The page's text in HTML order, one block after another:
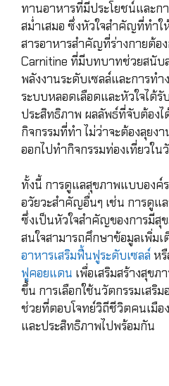
ทานอาหารที่มีประโยชน์และก
สม่ำเสมอ ซึ่งหัวใจสำคัญที่ทำใ
สารอาหารสำคัญที่ร่างกายต้อ
Carnitine ที่มีบทบาทช่วยสนับ
พลังงานระดับเซลล์และการทำ
ระบบหลอดเลือดและหัวใจได้รั
ประสิทธิภาพ ผลลัพธ์ที่จับต้อง
กิจกรรมที่ทำ ไม่ว่าจะต้องลุยง
ออกไปทำกิจกรรมท่องเที่ยวใน
ทั้งนี้ การดูแลสุขภาพแบบองค์ร
อวัยวะสำคัญอื่นๆ เช่น การดูแ
ซึ่งเป็นหัวใจสำคัญของการมีสุ
สนใจสามารถศึกษาข้อมูลเพิ่มเ
อาหารเสริมฟื้นฟูระดับเซลล์ ห
ฟูคอยแดน เพื่อเสริมสร้างสุขภ
ขึ้น การเลือกใช้นวัตกรรมเสริ
ช่วยที่ตอบโจทย์วิถีชีวิตคนเมือ
และประสิทธิภาพไปพร้อมกัน